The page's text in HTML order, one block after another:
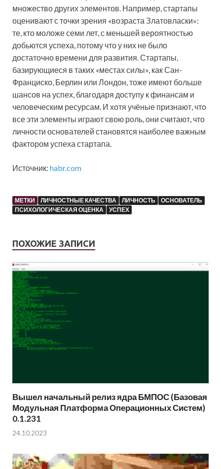
множество других элементов. Например, стартапы
оценивают с точки зрения «возраста Златовласки»:
те, кто моложе семи лет, с меньшей вероятностью
добьются успеха, потому что у них не было
достаточно времени для развития. Стартапы,
базирующиеся в таких «местах силы», как Сан-
Франциско, Берлин или Лондон, тоже имеют больше
шансов на успех, благодаря доступу к финансам и
человеческим ресурсам. И хотя учёные признают, что
все эти элементы играют свою роль, они считают, что
личности основателей становятся наиболее важным
фактором успеха стартапа.
Источник: habr.com
МЕТКИ ЛИЧНОСТНЫЕ КАЧЕСТВА ЛИЧНОСТЬ
ОСНОВАТЕЛЬ
ПСИХОЛОГИЧЕСКАЯ ОЦЕНКА
УСПЕХ
ПОХОЖИЕ ЗАПИСИ
Вышел начальный релиз ядра БМПОС (Базовая
Модульная Платформа Операционных Систем)
0.1.231
24.10.2023